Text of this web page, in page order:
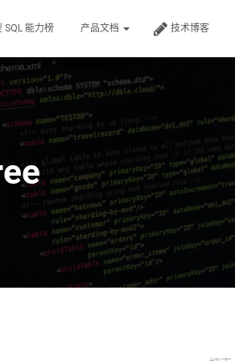
SQL 能力榜 产品文档 技术博客